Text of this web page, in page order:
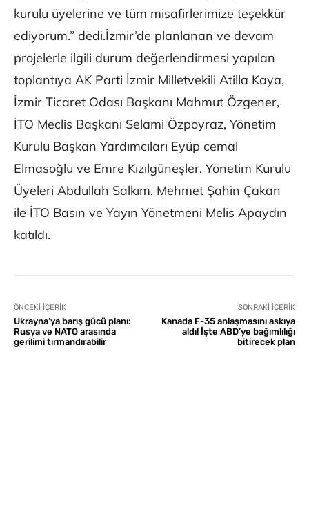
kurulu üyelerine ve tüm misafirlerimize teşekkür
ediyorum.” dedi.İzmir’de planlanan ve devam
projelerle ilgili durum değerlendirmesi yapılan
toplantıya AK Parti İzmir Milletvekili Atilla Kaya,
İzmir Ticaret Odası Başkanı Mahmut Özgener,
İTO Meclis Başkanı Selami Özpoyraz, Yönetim
Kurulu Başkan Yardımcıları Eyüp cemal
Elmasoğlu ve Emre Kızılgüneşler, Yönetim Kurulu
Üyeleri Abdullah Salkım, Mehmet Şahin Çakan
ile İTO Basın ve Yayın Yönetmeni Melis Apaydın
katıldı.
ÖNCEKI İÇERIK
Ukrayna’ya barış gücü planı:
Rusya ve NATO arasında
gerilimi tırmandırabilir
SONRAKI İÇERIK
Kanada F-35 anlaşmasını askıya
aldı! İşte ABD’ye bağımlılığı
bitirecek plan